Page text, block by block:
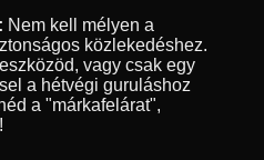
Nem kell mélyen a
közlekedéshez.
vagy csak egy
a hétvégi guruláshoz
a "márkafelárat",